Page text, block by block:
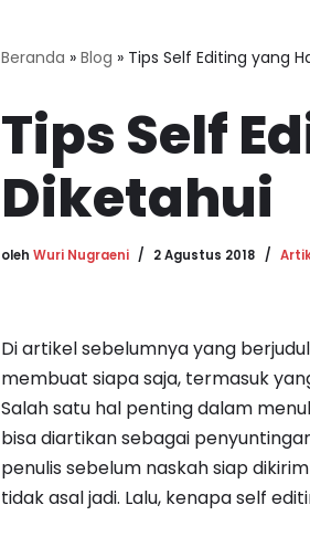
Beranda » Blog » Tips Self Editing yang
Tips Self
Diketahui
oleh Wuri Nugraeni 2 Agustus 2018
Di artikel sebelumnya yang berjudul
membuat siapa saja, termasuk
Salah satu hal penting dalam
bisa diartikan sebagai
penulis sebelum naskah siap
tidak asal jadi. Lalu, kenapa self